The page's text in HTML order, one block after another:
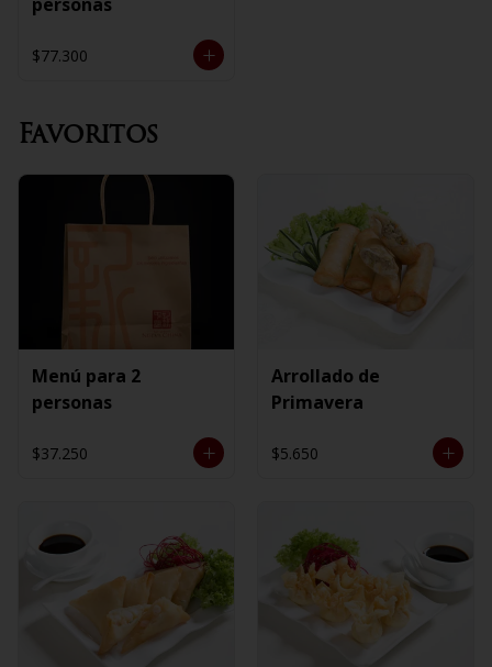
$77.300
Favoritos
Menú para 2
personas
$37.250
Arrollado de
Primavera
$5.650